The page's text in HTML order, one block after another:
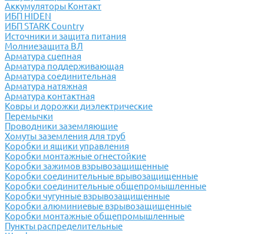
Аккумуляторы Контакт
ИБП HIDEN
ИБП STARK Country
Источники и защита питания
Молниезащита ВЛ
Арматура сцепная
Арматура поддерживающая
Арматура соединительная
Арматура натяжная
Арматура контактная
Ковры и дорожки диэлектрические
Перемычки
Проводники заземляющие
Хомуты заземления для труб
Коробки и ящики управления
Коробки монтажные огнестойкие
Коробки зажимов взрывозащищенные
Коробки соединительные врывозащищенные
Коробки соединительные общепромышленные
Коробки чугунные взрывозащищенные
Коробки алюминиевые взрывозащищенные
Коробки монтажные общепромышленные
Пункты распределительные